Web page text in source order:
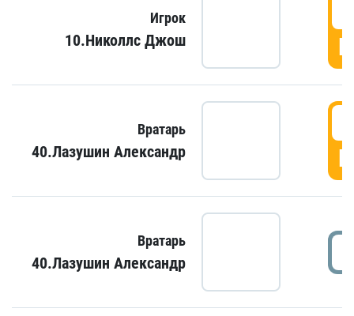
Игрок
10.Николлс Джош
Вратарь
40.Лазушин Александр
Вратарь
40.Лазушин Александр